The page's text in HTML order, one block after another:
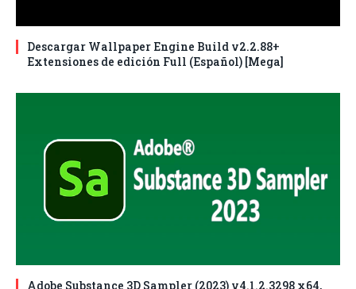
Descargar Wallpaper Engine Build v2.2.88+
Extensiones de edición Full (Español) [Mega]
Adobe Substance 3D Sampler (2023) v4.1.2.3298 x64,